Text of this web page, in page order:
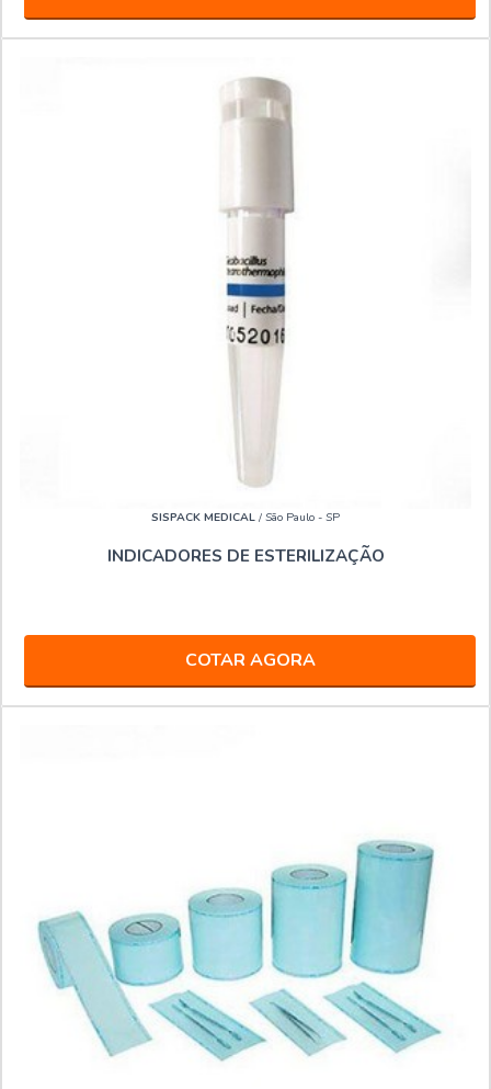
SISPACK MEDICAL / São Paulo - SP
INDICADORES DE ESTERILIZAÇÃO
COTAR AGORA